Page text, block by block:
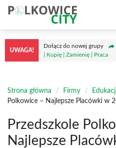
Przejdź
treści
UWAGA!
Dołącz do nowej grupy
| Kupię | Zamienię | Praca
Strona główna / Firmy /
Polkowice – Najlepsze Placówki w
Przedszkole
Najlepsze